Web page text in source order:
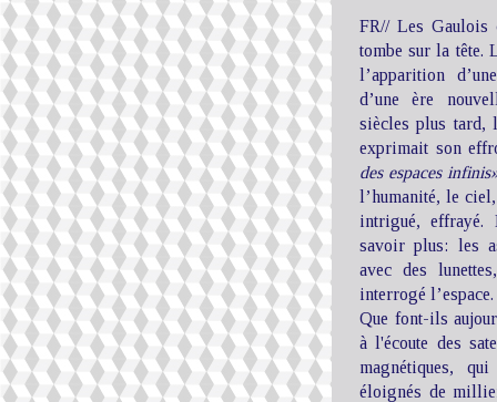
FR// Les Gaulois
tombe sur la tête.
l’apparition
d’une ère
siècles plus tard,
exprimait son
des espaces
l’humanité, le
intrigué, effrayé.
savoir plus: les
avec des
interrogé l’espace.
Que font-ils
à l'écoute des
magnétiques,
éloignés de